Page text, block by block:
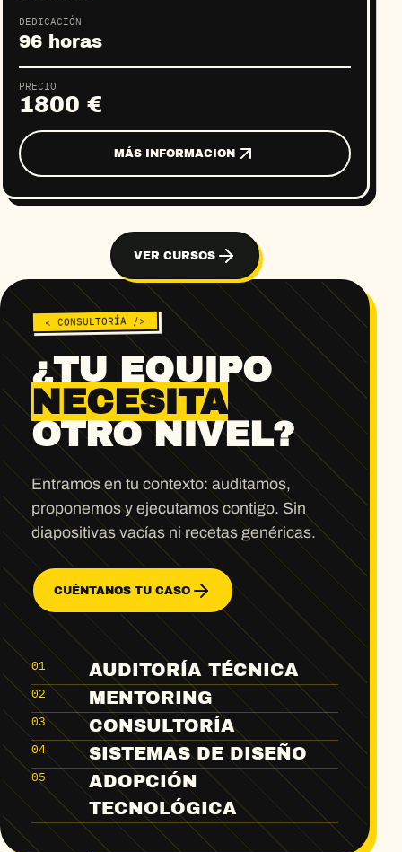
DEDICACIÓN
96 horas
PRECIO
1800 €
MÁS INFORMACION
VER CURSOS
< CONSULTORÍA />
¿TU EQUIPO
NECESITA
OTRO NIVEL?
Entramos en tu contexto: auditamos,
proponemos y ejecutamos contigo. Sin
diapositivas vacías ni recetas genéricas.
CUÉNTANOS TU CASO
01 AUDITORÍA TÉCNICA
02 MENTORING
03 CONSULTORÍA
04 SISTEMAS DE DISEÑO
05
ADOPCIÓN
TECNOLÓGICA